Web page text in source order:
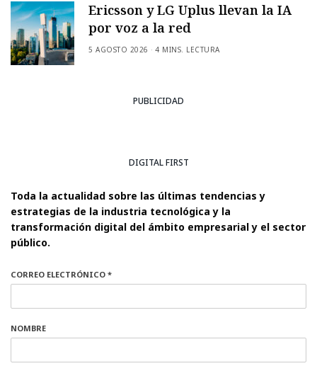
Ericsson y LG Uplus llevan la IA
por voz a la red
5 AGOSTO 2026 4 MINS. LECTURA
PUBLICIDAD
DIGITAL FIRST
Toda la actualidad sobre las últimas tendencias y
estrategias de la industria tecnológica y la
transformación digital del ámbito empresarial y el sector
público.
CORREO ELECTRÓNICO *
NOMBRE